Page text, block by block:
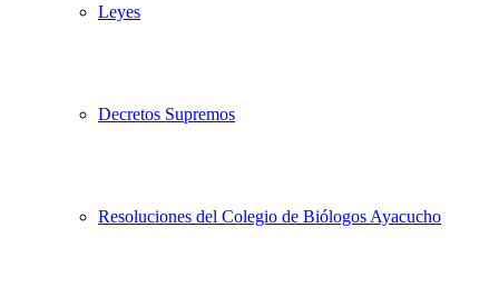
Leyes
Decretos Supremos
Resoluciones del Colegio de Biólogos Ayacucho